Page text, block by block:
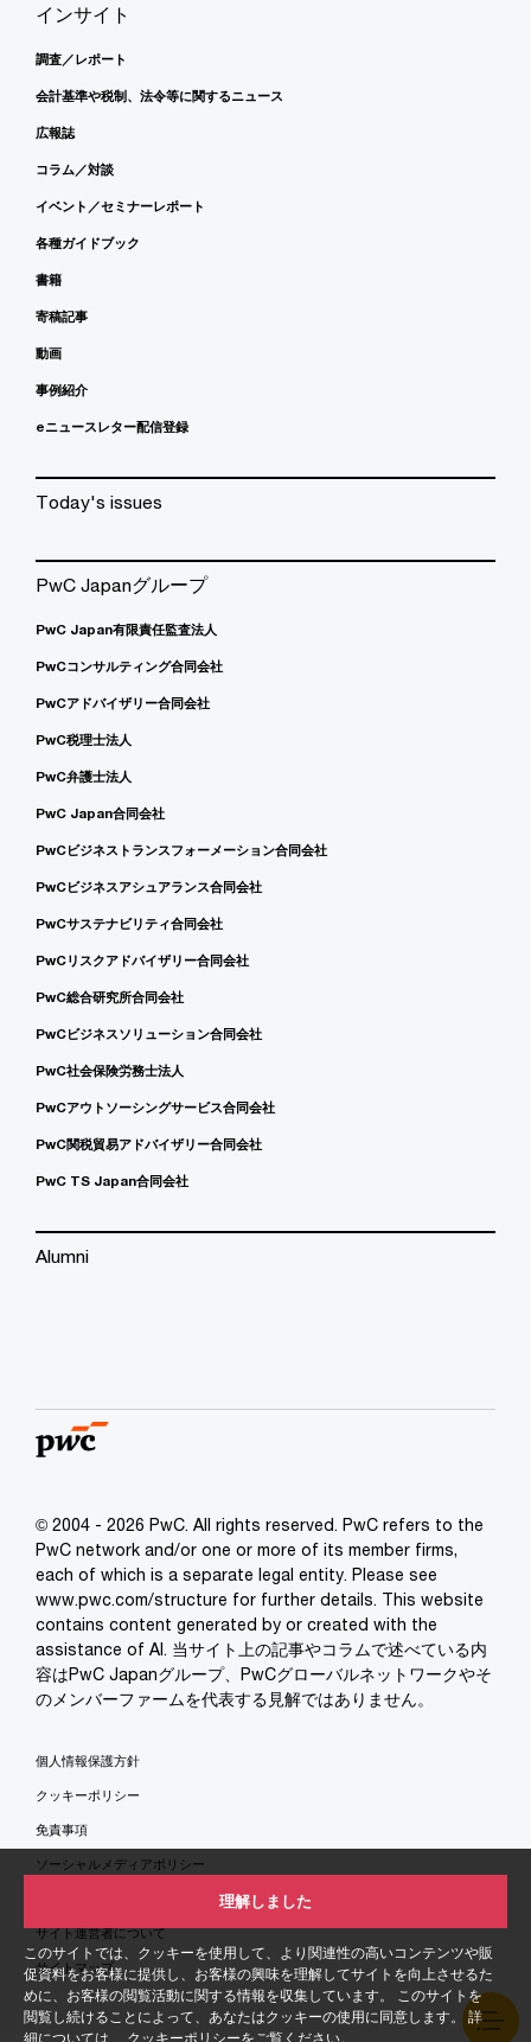
このサイトでは、クッキーを使用して、より関連性の高いコンテンツや販
促資料をお客様に提供し、お客様の興味を理解してサイトを向上させるた
めに、お客様の閲覧活動に関する情報を収集しています。 このサイトを
閲覧し続けることによって、あなたはクッキーの使用に同意します。 詳
細については、 クッキーポリシーをご覧ください。
理解しました
インサイト
調査／レポート
会計基準や税制、法令等に関するニュース
広報誌
コラム／対談
イベント／セミナーレポート
各種ガイドブック
書籍
寄稿記事
動画
事例紹介
eニュースレター配信登録
Today's issues
PwC Japanグループ
PwC Japan有限責任監査法人
PwCコンサルティング合同会社
PwCアドバイザリー合同会社
PwC税理士法人
PwC弁護士法人
PwC Japan合同会社
PwCビジネストランスフォーメーション合同会社
PwCビジネスアシュアランス合同会社
PwCサステナビリティ合同会社
PwCリスクアドバイザリー合同会社
PwC総合研究所合同会社
PwCビジネスソリューション合同会社
PwC社会保険労務士法人
PwCアウトソーシングサービス合同会社
PwC関税貿易アドバイザリー合同会社
PwC TS Japan合同会社
Alumni
© 2004 - 2026 PwC. All rights reserved. PwC refers to the
PwC network and/or one or more of its member firms,
each of which is a separate legal entity. Please see
www.pwc.com/structure for further details. This website
contains content generated by or created with the
assistance of AI. 当サイト上の記事やコラムで述べている内
容はPwC Japanグループ、PwCグローバルネットワークやそ
のメンバーファームを代表する見解ではありません。
個人情報保護方針
クッキーポリシー
免責事項
ソーシャルメディアポリシー
サイト運営者について
サイトマップ